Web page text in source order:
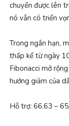
chuyển được lên
nó vẫn có triển
Trong ngắn hạn,
thấp kể từ ngày
Fibonacci mở
hướng giảm của
Hỗ trợ: 66.63 –